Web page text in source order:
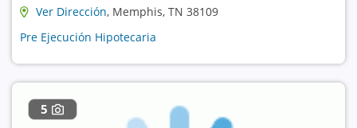
Ver Dirección, Memphis, TN 38109
Pre Ejecución Hipotecaria
5